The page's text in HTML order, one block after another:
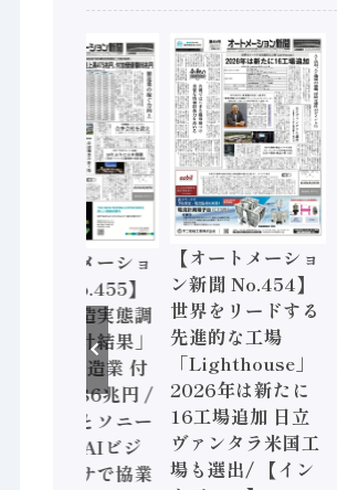
【オートメーショ
ン新聞 No.455】
「経済構造実態調
査二次集計結果」
2024年製造業 付
加価値額86兆円 /
三菱電機とソニー
セミコン AIビジ
ョンセンサで協業
【オートメーショ
ン新聞 No.454】
世界をリードする
先進的な工場
「Lighthouse」
2026年は新たに
16工場追加 日立
ヴァンタラ米国工
場も選出/ 【イン